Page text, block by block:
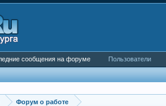
Форум о работе
сообщения на форуме Пользователи